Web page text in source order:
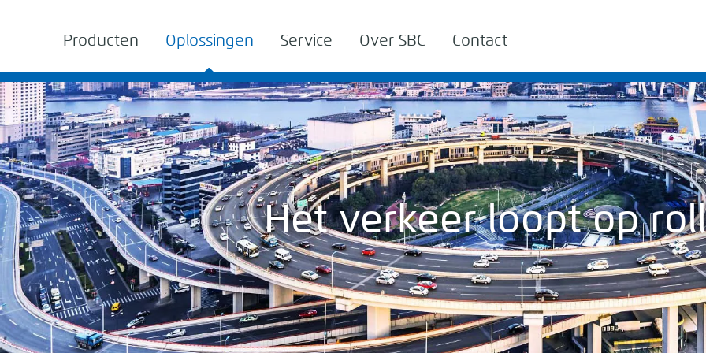
Producten Oplossingen Service Over SBC Contact
Het verkeer loopt op